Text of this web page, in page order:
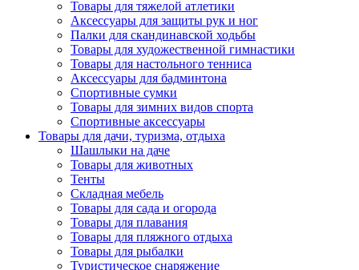
Товары для тяжелой атлетики
Аксессуары для защиты рук и ног
Палки для скандинавской ходьбы
Товары для художественной гимнастики
Товары для настольного тенниса
Аксессуары для бадминтона
Спортивные сумки
Товары для зимних видов спорта
Спортивные аксессуары
Товары для дачи, туризма, отдыха
Шашлыки на даче
Товары для животных
Тенты
Складная мебель
Товары для сада и огорода
Товары для плавания
Товары для пляжного отдыха
Товары для рыбалки
Туристическое снаряжение